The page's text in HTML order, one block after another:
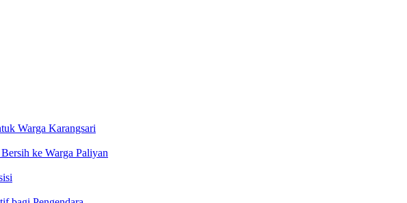
Warga Karangsari
ke Warga Paliyan